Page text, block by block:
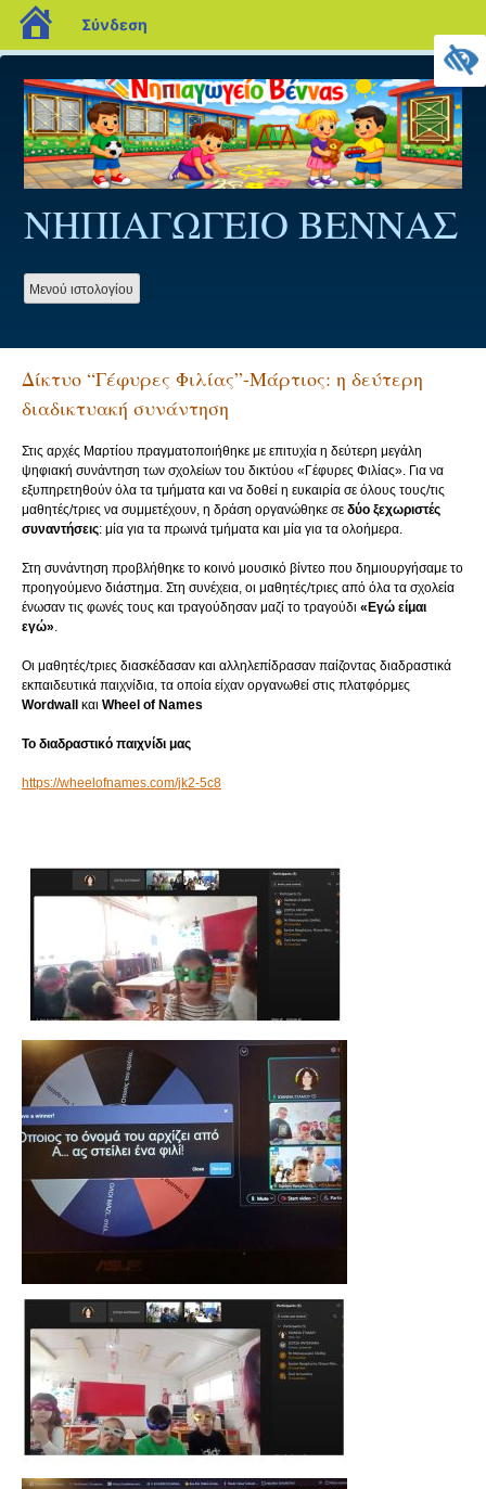
περιεχόμενο
ΝΗΠΙΑΓΩΓΕΙΟ ΒΕΝΝΑΣ
Mενού ιστολογίου
Δίκτυο “Γέφυρες Φιλίας”-Μάρτιος: η δεύτερη
διαδικτυακή συνάντηση
Στις αρχές Μαρτίου πραγματοποιήθηκε με επιτυχία η δεύτερη μεγάλη
ψηφιακή συνάντηση των σχολείων του δικτύου «Γέφυρες Φιλίας». Για να
εξυπηρετηθούν όλα τα τμήματα και να δοθεί η ευκαιρία σε όλους τους/τις
μαθητές/τριες να συμμετέχουν, η δράση οργανώθηκε σε δύο ξεχωριστές
συναντήσεις: μία για τα πρωινά τμήματα και μία για τα ολοήμερα.
Στη συνάντηση προβλήθηκε το κοινό μουσικό βίντεο που δημιουργήσαμε το
προηγούμενο διάστημα. Στη συνέχεια, οι μαθητές/τριες από όλα τα σχολεία
ένωσαν τις φωνές τους και τραγούδησαν μαζί το τραγούδι «Εγώ είμαι
εγώ»
Οι μαθητές/τριες διασκέδασαν και αλληλεπίδρασαν παίζοντας διαδραστικά
εκπαιδευτικά παιχνίδια, τα οποία είχαν οργανωθεί στις πλατφόρμες
Wordwall και Wheel of Names
Το διαδραστικό παιχνίδι μας
https://wheelofnames.com/jk2-5c8
blogs.sch.gr
Σύνδεση